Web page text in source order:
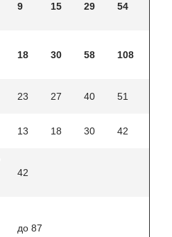
9 15 29 54
18 30 58 108
23 27 40 51
13 18 30 42
42
до 87